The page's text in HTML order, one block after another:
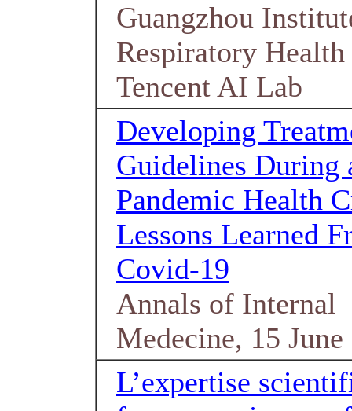
Guangzhou
Respiratory Health
Tencent AI Lab
Developing
Guidelines During
Pandemic Health
Lessons Learned
Covid-19
Annals of Internal
Medecine, 15 June
L’expertise